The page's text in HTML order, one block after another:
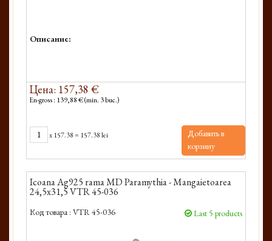
Описание:
Цена: 157,38 €
En-gross : 139,88 € (min. 3 buc.)
x157.38= 157.38 lei
Добавить в
корзину
Icoana Ag925 rama MD Paramythia - Mangaietoarea
24,5x31,5 VTR 45-036
Код товара : VTR 45-036 Last 5 products